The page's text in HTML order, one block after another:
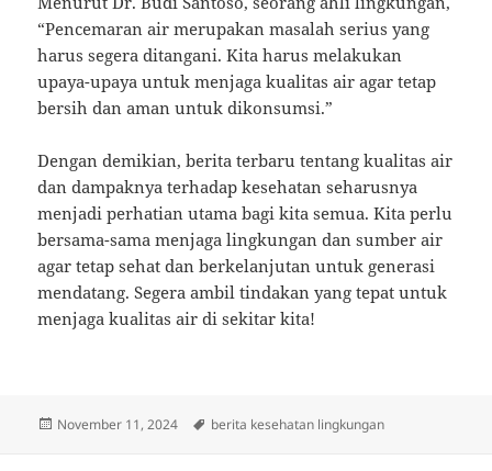
“Pencemaran air merupakan masalah serius yang
harus segera ditangani. Kita harus melakukan
upaya-upaya untuk menjaga kualitas air agar tetap
bersih dan aman untuk dikonsumsi.”
Dengan demikian, berita terbaru tentang kualitas air
dan dampaknya terhadap kesehatan seharusnya
menjadi perhatian utama bagi kita semua. Kita perlu
bersama-sama menjaga lingkungan dan sumber air
agar tetap sehat dan berkelanjutan untuk generasi
mendatang. Segera ambil tindakan yang tepat untuk
menjaga kualitas air di sekitar kita!
Posted
November 11, 2024 Tags
berita kesehatan lingkungan